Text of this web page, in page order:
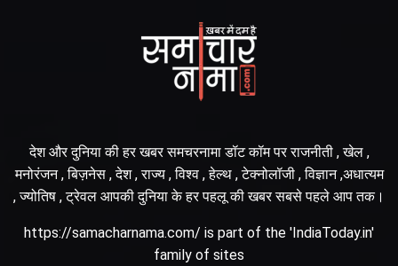
देश और दुनिया की हर खबर समचरनामा डॉट कॉम पर राजनीती , खेल ,
मनोरंजन , बिज़नेस , देश , राज्य , विश्व , हेल्थ , टेक्नोलॉजी , विज्ञान ,अधात्यम
, ज्योतिष , ट्रेवल आपकी दुनिया के हर पहलू की खबर सबसे पहले आप तक।
https://samacharnama.com/ is part of the 'IndiaToday.in'
family of sites